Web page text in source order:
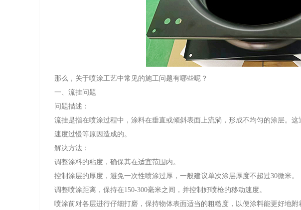
那么，关于喷涂工艺中常见的施工问题有哪些呢？
一、流挂问题
问题描述：
流挂是指在喷涂过程中，涂料在垂直或倾斜表面上流淌，形成不均匀的涂层。
速度过慢等原因造成的。
解决方法：
调整涂料的粘度，确保其在适宜范围内。
控制涂层的厚度，避免一次性喷涂过厚，一般建议单次涂层厚度不超过30微米。
调整喷涂距离，保持在150-300毫米之间，并控制好喷枪的移动速度。
喷涂前对各层进行仔细打磨，保持物体表面适当的粗糙度，以便涂料能更好地附